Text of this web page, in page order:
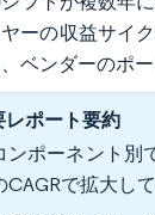
ーの収益サイ
ベンダーのポ
レポート要約
ンポーネント別
CAGRで拡大して